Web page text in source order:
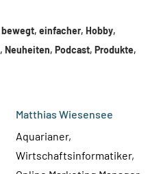
bewegt, einfacher, Hobby,
, Neuheiten, Podcast, Produkte,
Matthias Wiesensee
Aquarianer,
Wirtschaftsinformatiker,